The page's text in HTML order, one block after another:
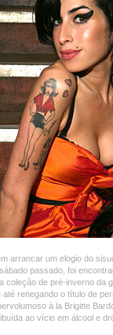
arrancar um elogio do
passado, foi
de pré-inverno da
renegando o título de
à la Brigitte
ao vício em álcool e